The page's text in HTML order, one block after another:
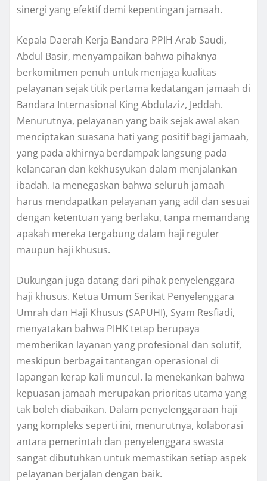
sinergi yang efektif demi kepentingan jamaah.
Kepala Daerah Kerja Bandara PPIH Arab Saudi,
Abdul Basir, menyampaikan bahwa pihaknya
berkomitmen penuh untuk menjaga kualitas
pelayanan sejak titik pertama kedatangan jamaah di
Bandara Internasional King Abdulaziz, Jeddah.
Menurutnya, pelayanan yang baik sejak awal akan
menciptakan suasana hati yang positif bagi jamaah,
yang pada akhirnya berdampak langsung pada
kelancaran dan kekhusyukan dalam menjalankan
ibadah. Ia menegaskan bahwa seluruh jamaah
harus mendapatkan pelayanan yang adil dan sesuai
dengan ketentuan yang berlaku, tanpa memandang
apakah mereka tergabung dalam haji reguler
maupun haji khusus.
Dukungan juga datang dari pihak penyelenggara
haji khusus. Ketua Umum Serikat Penyelenggara
Umrah dan Haji Khusus (SAPUHI), Syam Resfiadi,
menyatakan bahwa PIHK tetap berupaya
memberikan layanan yang profesional dan solutif,
meskipun berbagai tantangan operasional di
lapangan kerap kali muncul. Ia menekankan bahwa
kepuasan jamaah merupakan prioritas utama yang
tak boleh diabaikan. Dalam penyelenggaraan haji
yang kompleks seperti ini, menurutnya, kolaborasi
antara pemerintah dan penyelenggara swasta
sangat dibutuhkan untuk memastikan setiap aspek
pelayanan berjalan dengan baik.